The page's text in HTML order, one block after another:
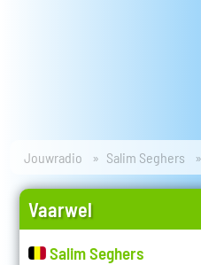
Jouwradio Salim Seghers
Vaarwel
Salim Seghers